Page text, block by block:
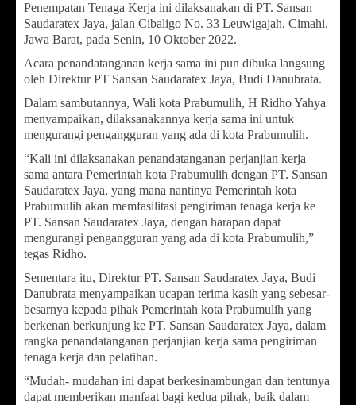
Penempatan Tenaga Kerja ini dilaksanakan di PT. Sansan
Saudaratex Jaya, jalan Cibaligo No. 33 Leuwigajah, Cimahi,
Jawa Barat, pada Senin, 10 Oktober 2022.
Acara penandatanganan kerja sama ini pun dibuka langsung
oleh Direktur PT Sansan Saudaratex Jaya, Budi Danubrata.
Dalam sambutannya, Wali kota Prabumulih, H Ridho Yahya
menyampaikan, dilaksanakannya kerja sama ini untuk
mengurangi pengangguran yang ada di kota Prabumulih.
“Kali ini dilaksanakan penandatanganan perjanjian kerja
sama antara Pemerintah kota Prabumulih dengan PT. Sansan
Saudaratex Jaya, yang mana nantinya Pemerintah kota
Prabumulih akan memfasilitasi pengiriman tenaga kerja ke
PT. Sansan Saudaratex Jaya, dengan harapan dapat
mengurangi pengangguran yang ada di kota Prabumulih,”
tegas Ridho.
Sementara itu, Direktur PT. Sansan Saudaratex Jaya, Budi
Danubrata menyampaikan ucapan terima kasih yang sebesar-
besarnya kepada pihak Pemerintah kota Prabumulih yang
berkenan berkunjung ke PT. Sansan Saudaratex Jaya, dalam
rangka penandatanganan perjanjian kerja sama pengiriman
tenaga kerja dan pelatihan.
“Mudah- mudahan ini dapat berkesinambungan dan tentunya
dapat memberikan manfaat bagi kedua pihak, baik dalam